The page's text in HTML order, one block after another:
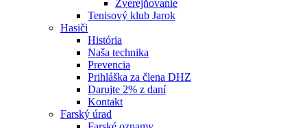
Zverejňovanie
Tenisový klub Jarok
Hasiči
História
Naša technika
Prevencia
Prihláška za člena DHZ
Darujte 2% z daní
Kontakt
Farský úrad